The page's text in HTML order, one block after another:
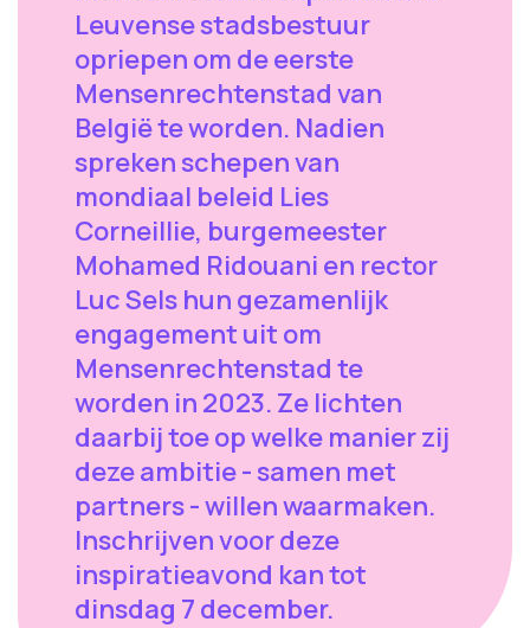
Leuvense stadsbestuur
opriepen om de eerste
Mensenrechtenstad van
België te worden. Nadien
spreken schepen van
mondiaal beleid Lies
Corneillie, burgemeester
Mohamed Ridouani en rector
Luc Sels hun gezamenlijk
engagement uit om
Mensenrechtenstad te
worden in 2023. Ze lichten
daarbij toe op welke manier zij
deze ambitie - samen met
partners - willen waarmaken.
Inschrijven voor deze
inspiratieavond kan tot
dinsdag 7 december.